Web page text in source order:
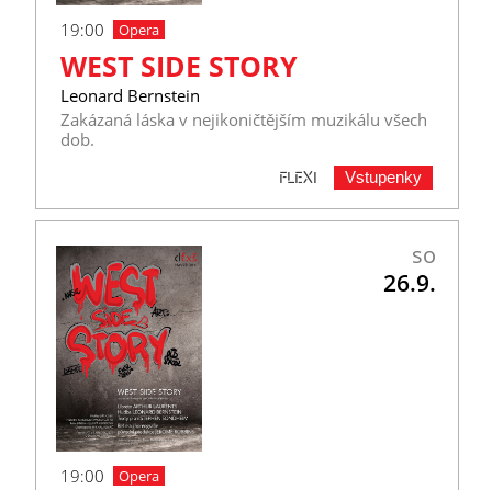
19:00 Opera
WEST SIDE STORY
Leonard Bernstein
Zakázaná láska v nejikoničtějším muzikálu všech
dob.
Vstupenky
FLEXI
so
26.9.
19:00 Opera